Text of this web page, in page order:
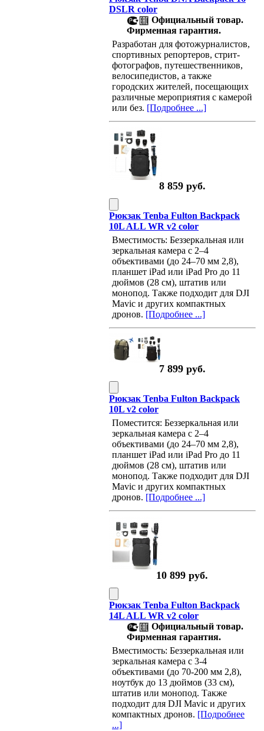
DSLR color
Официальный товар.
Фирменная гарантия.
Разработан для фотожурналистов,
спортивных репортеров, стрит-
фотографов, путешественников,
велосипедистов, а также
городских жителей, посещающих
различные мероприятия с камерой
или без. [Подробнее ...]
8 859 руб.
Рюкзак Tenba Fulton Backpack
10L ALL WR v2 color
Вместимость: Беззеркальная или
зеркальная камера с 2–4
объективами (до 24–70 мм 2,8),
планшет iPad или iPad Pro до 11
дюймов (28 см), штатив или
монопод. Также подходит для DJI
Mavic и других компактных
дронов. [Подробнее ...]
7 899 руб.
Рюкзак Tenba Fulton Backpack
10L v2 color
Поместится: Беззеркальная или
зеркальная камера с 2–4
объективами (до 24–70 мм 2,8),
планшет iPad или iPad Pro до 11
дюймов (28 см), штатив или
монопод. Также подходит для DJI
Mavic и других компактных
дронов. [Подробнее ...]
10 899 руб.
Рюкзак Tenba Fulton Backpack
14L ALL WR v2 color
Официальный товар.
Фирменная гарантия.
Вместимость: Беззеркальная или
зеркальная камера с 3-4
объективами (до 70-200 мм 2,8),
ноутбук до 13 дюймов (33 см),
штатив или монопод. Также
подходит для DJI Mavic и других
компактных дронов. [Подробнее
...]